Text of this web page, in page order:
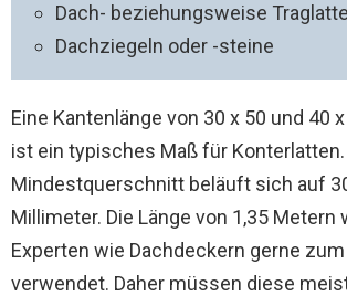
Dach- beziehungsweise
Dachziegeln oder -steine
Eine Kantenlänge von 30 x 50 und 40
ist ein typisches Maß für Konterlatten.
Mindestquerschnitt beläuft sich auf
Millimeter. Die Länge von 1,35 Metern
Experten wie Dachdeckern gerne
verwendet. Daher müssen diese